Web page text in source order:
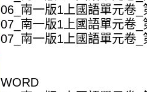
06_南一版1上國語單元卷
07_南一版1上國語單元卷
07_南一版1上國語單元卷
WORD